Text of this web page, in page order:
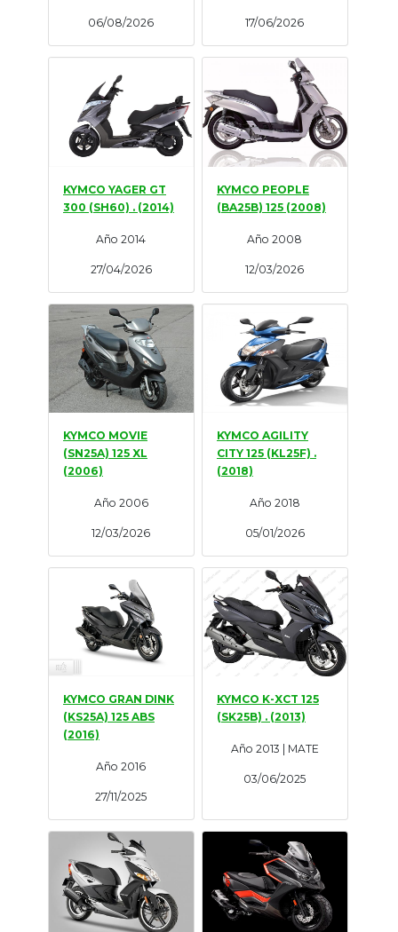
06/08/2026 17/06/2026
KYMCO YAGER GT
300 (SH60) . (2014)
Año 2014
27/04/2026
KYMCO PEOPLE
(BA25B) 125 (2008)
Año 2008
12/03/2026
KYMCO MOVIE
(SN25A) 125 XL
(2006)
Año 2006
12/03/2026
KYMCO AGILITY
CITY 125 (KL25F) .
(2018)
Año 2018
05/01/2026
KYMCO GRAN DINK
(KS25A) 125 ABS
(2016)
Año 2016
27/11/2025
KYMCO K-XCT 125
(SK25B) . (2013)
Año 2013 | MATE
03/06/2025